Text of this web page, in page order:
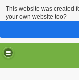
This website was created
your own website too?